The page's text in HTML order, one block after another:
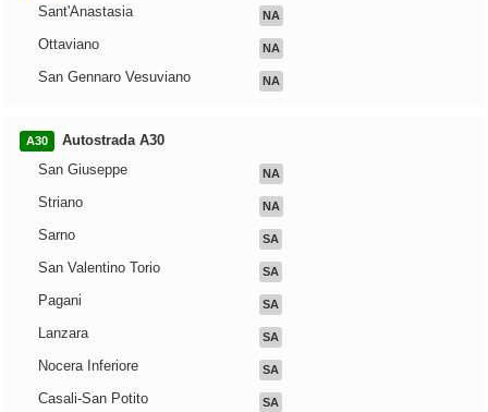
Sant'Anastasia
NA
Ottaviano NA
San Gennaro Vesuviano NA
A30
Autostrada A30
San Giuseppe
NA
Striano NA
Sarno SA
San Valentino Torio SA
Pagani SA
Lanzara SA
Nocera Inferiore SA
Casali-San Potito SA